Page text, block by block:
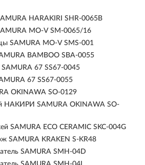
HARAKIRI SHR-0065B
MO-V SM-0065/16
SAMURA MO-V SMS-001
BAMBOO SBA-0055
67 SS67-0045
67 SS67-0055
OKINAWA SO-0129
НАКИРИ SAMURA OKINAWA SO-
SAMURA ECO CERAMIC SKC-004G
SAMURA KRAKEN S-KR48
SAMURA SMH-04D